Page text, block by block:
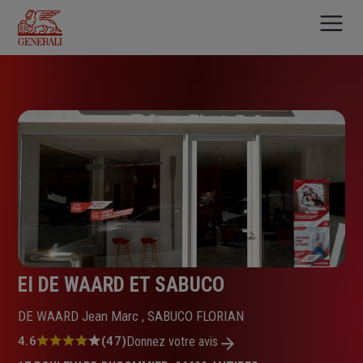
contenu
principal
EI DE WAARD ET SABUCO
DE WAARD Jean Marc , SABUCO FLORIAN
Note
4.6 (47)Donnez votre avis